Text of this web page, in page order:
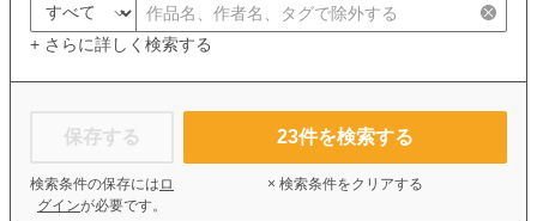
+ さらに詳しく検索する
保存する
検索条件の保存には ロ
グインが必要です。
23件を検索する
× 検索条件をクリアする